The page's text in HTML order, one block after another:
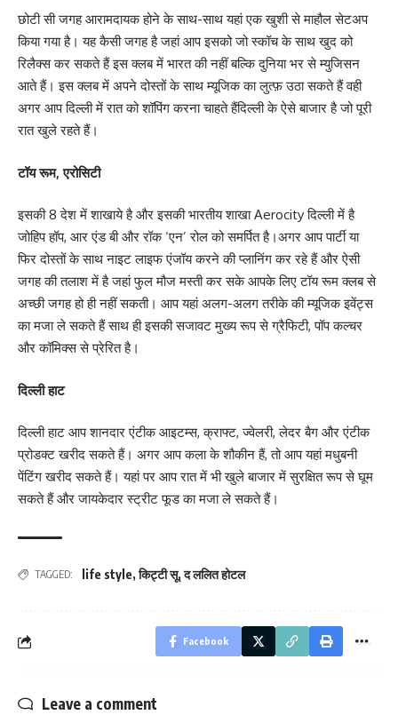
छोटी सी जगह आरामदायक होने के साथ-साथ यहां एक खुशी से माहौल सेटअप
किया गया है। यह कैसी जगह है जहां आप इसको जो स्कॉच के साथ खुद को
रिलैक्स कर सकते हैं इस क्लब में भारत की नहीं बल्कि दुनिया भर से म्युजिसन
आते हैं। इस क्लब में अपने दोस्तों के साथ म्यूजिक का लुत्फ़ उठा सकते हैं वही
अगर आप दिल्ली में रात को शॉपिंग करना चाहते हैंदिल्ली के ऐसे बाजार है जो पूरी
रात खुले रहते हैं।
टॉय रूम, एरोसिटी
इसकी 8 देश में शाखाये है और इसकी भारतीय शाखा Aerocity दिल्ली में है
जोहिप हॉप, आर एंड बी और रॉक ‘एन’ रोल को समर्पित है।अगर आप पार्टी या
फिर दोस्तों के साथ नाइट लाइफ एंजॉय करने की प्लानिंग कर रहे हैं और ऐसी
जगह की तलाश में है जहां फुल मौज मस्ती कर सके आपके लिए टॉय रूम क्लब से
अच्छी जगह हो ही नहीं सकती। आप यहां अलग-अलग तरीके की म्यूजिक इवेंट्स
का मजा ले सकते हैं साथ ही इसकी सजावट मुख्य रूप से ग्रैफिटी, पॉप कल्चर
और कॉमिक्स से प्रेरित है।
दिल्‍ली हाट
दिल्‍ली हाट आप शानदार एंटीक आइटम्‍स, क्राफ्ट, ज्‍वेलरी, लेदर बैग और एंटीक
प्रोडक्‍ट खरीद सकते हैं। अगर आप कला के शौकीन हैं, तो आप यहां मधुबनी
पेंटिंग खरीद सकते हैं। यहां पर आप रात में भी खुले बाजार में सुरक्षित रूप से घूम
सकते हैं और जायकेदार स्‍ट्रीट फूड का मजा ले सकते हैं।
TAGGED: life style,किट्टी सू,द ललित होटल
Facebook
Leave a comment